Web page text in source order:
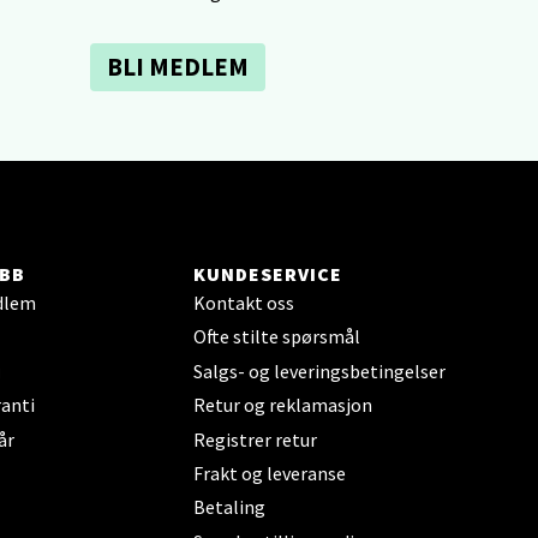
BLI MEDLEM
KUNDESERVICE
Kontakt oss
Ofte stilte spørsmål
Salgs- og leveringsbetingelser
Retur og reklamasjon
Registrer retur
Frakt og leveranse
Betaling